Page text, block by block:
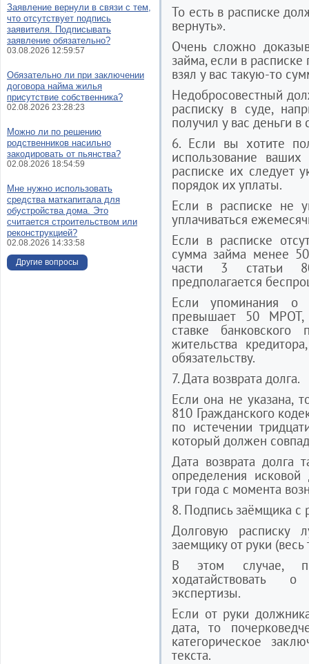
То есть в расписке
вернуть».
Очень сложно
займа, если в расписке
взял у вас такую-то
Недобросовестный
расписку в суде,
получил у вас деньги в
6. Если вы хотите
использование
расписке их следует
порядок их уплаты.
Если в расписке не
уплачиваться
Если в расписке
сумма займа менее
части 3 статьи
предполагается
Если упоминания о
превышает 50 МРОТ,
ставке
жительства
обязательству.
7. Дата возврата долга.
Если она не указана,
810 Гражданского
по истечении
который должен
Дата возврата долга
определения исковой
три года с момента
8. Подпись заёмщика
Долговую расписку
заемщику от руки (весь
В этом случае,
ходатайствовать
экспертизы.
Если от руки
дата, то
категорическое
текста.
Заявление вернули в связи с тем,
что отсутствует подпись
заявителя. Подписывать
заявление обязательно?
03.08.2026 12:59:57
Обязательно ли при заключении
договора найма жилья
присутствие собственника?
02.08.2026 23:28:23
Можно ли по решению
родственников насильно
закодировать от пьянства?
02.08.2026 18:54:59
Мне нужно использовать
средства маткапитала для
обустройства дома. Это
считается строительством или
реконструкцией?
02.08.2026 14:33:58
Другие вопросы